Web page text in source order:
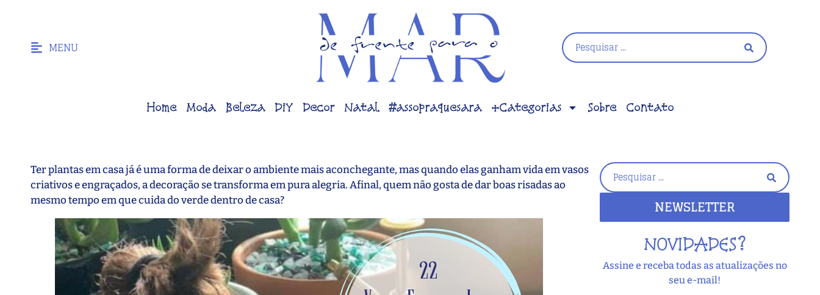
MENU
Home Moda Beleza DiY Decor Natal #assopraquesara +Categorias Sobre Contato
Ter plantas em casa já é uma forma de deixar o ambiente mais aconchegante, mas quando elas ganham vida em vasos
criativos e engraçados, a decoração se transforma em pura alegria. Afinal, quem não gosta de dar boas risadas ao
mesmo tempo em que cuida do verde dentro de casa?
NEWSLETTER
NOVIDADES?
Assine e receba todas as atualizações no
seu e-mail!